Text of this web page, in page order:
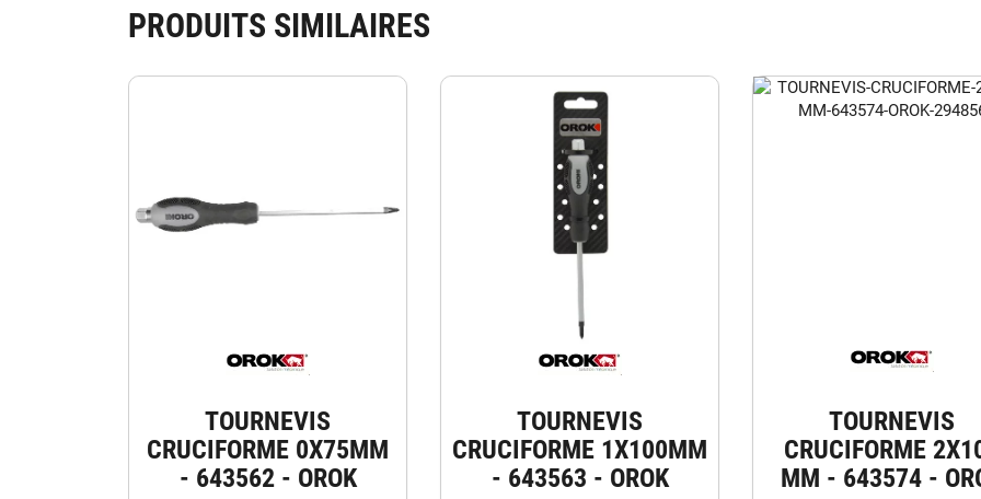
PRODUITS SIMILAIRES
TOURNEVIS
CRUCIFORME 0X75MM
- 643562 - OROK
TOURNEVIS
CRUCIFORME 1X100MM
- 643563 - OROK
TOURNEVIS
CRUCIFORME
MM - 643574 -